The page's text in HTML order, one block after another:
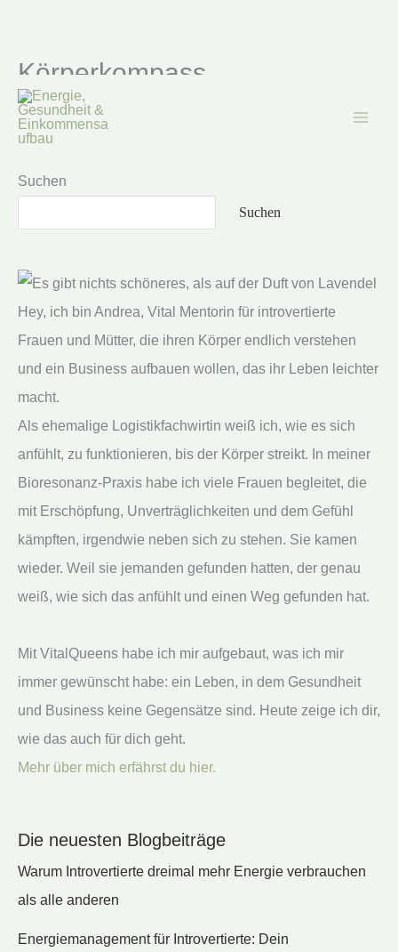
Zum
Inhalt
springen
Körperkompass
Suchen
Suchen
Hey, ich bin Andrea, Vital Mentorin für introvertierte
Frauen und Mütter, die ihren Körper endlich verstehen
und ein Business aufbauen wollen, das ihr Leben leichter
macht.
Als ehemalige Logistikfachwirtin weiß ich, wie es sich
anfühlt, zu funktionieren, bis der Körper streikt. In meiner
Bioresonanz-Praxis habe ich viele Frauen begleitet, die
mit Erschöpfung, Unverträglichkeiten und dem Gefühl
kämpften, irgendwie neben sich zu stehen. Sie kamen
wieder. Weil sie jemanden gefunden hatten, der genau
weiß, wie sich das anfühlt und einen Weg gefunden hat.
Mit VitalQueens habe ich mir aufgebaut, was ich mir
immer gewünscht habe: ein Leben, in dem Gesundheit
und Business keine Gegensätze sind. Heute zeige ich dir,
wie das auch für dich geht.
Mehr über mich erfährst du hier.
Die neuesten Blogbeiträge
Warum Introvertierte dreimal mehr Energie verbrauchen
als alle anderen
Energiemanagement für Introvertierte: Dein